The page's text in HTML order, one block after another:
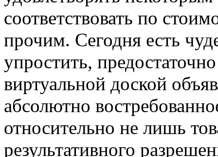
соответствовать по
прочим. Сегодня есть
упростить,
виртуальной доской
абсолютно
относительно не лишь
результативного